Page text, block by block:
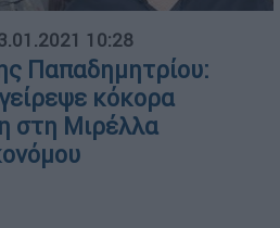
10:28
Παπαδημητρίου:
κόκορα
στη Μιρέλλα